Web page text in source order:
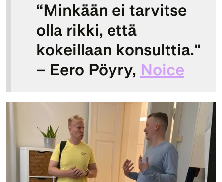
“Minkään ei tarvitse
olla rikki, että
kokeillaan konsulttia."
– Eero Pöyry, Noice